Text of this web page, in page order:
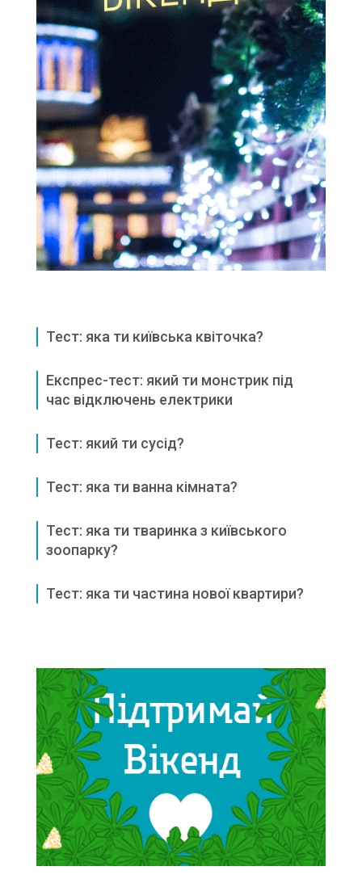
Тест: яка ти київська квіточка?
Експрес-тест: який ти монстрик під
час відключень електрики
Тест: який ти сусід?
Тест: яка ти ванна кімната?
Тест: яка ти тваринка з київського
зоопарку?
Тест: яка ти частина нової квартири?